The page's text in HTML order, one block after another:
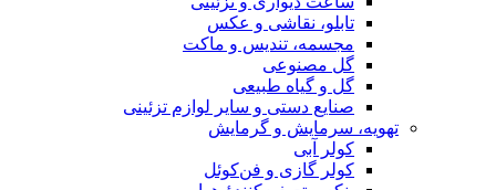
تابلو، نقاشی و عکس
مجسمه، تندیس و ماکت
گل مصنوعی
گل و گیاه طبیعی
صنایع دستی و سایر لوازم تزئینی
تهویه، سرمایش و گرمایش
کولر آبی
کولر گازی و فن‌کوئل